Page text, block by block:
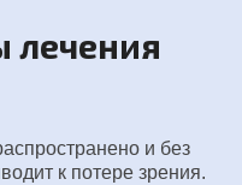
лечения
и без
к потере зрения.